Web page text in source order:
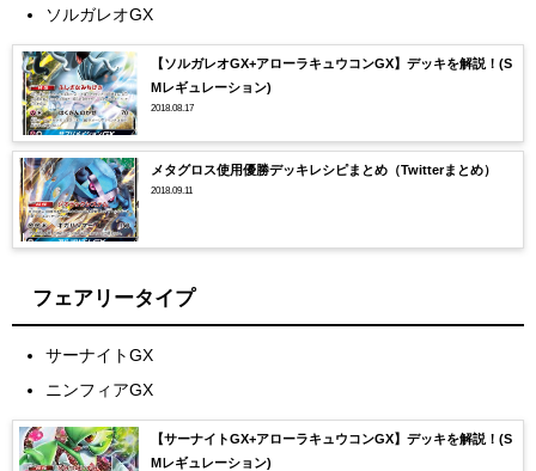
ソルガレオGX
【ソルガレオGX+アローラキュウコンGX】デッキを解説！(S
Mレギュレーション)
2018.08.17
メタグロス使用優勝デッキレシピまとめ（Twitterまとめ）
2018.09.11
フェアリータイプ
サーナイトGX
ニンフィアGX
【サーナイトGX+アローラキュウコンGX】デッキを解説！(S
Mレギュレーション)